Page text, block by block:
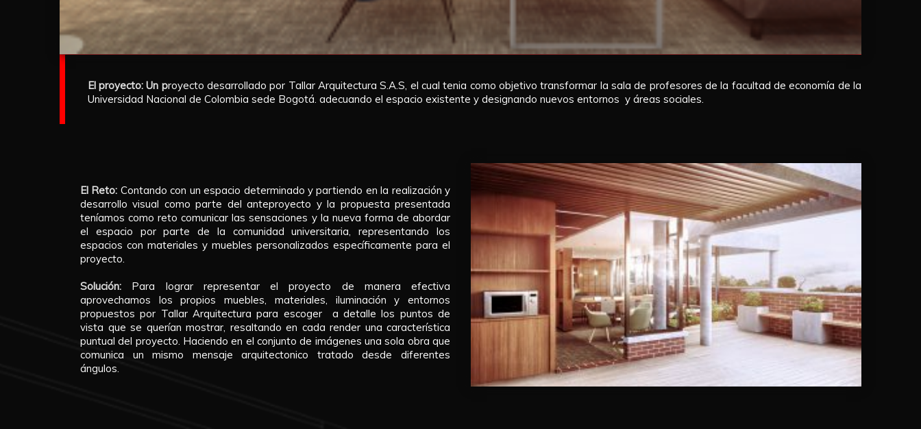
El proyecto: Un proyecto desarrollado por Tallar Arquitectura S.A.S, el cual tenia como objetivo transformar la sala de profesores de la facultad de economía de la
Universidad Nacional de Colombia sede Bogotá. adecuando el espacio existente y designando nuevos entornos y áreas sociales.
El Reto: Contando con un espacio determinado y partiendo en la realización y
desarrollo visual como parte del anteproyecto y la propuesta presentada
teníamos como reto comunicar las sensaciones y la nueva forma de abordar
el espacio por parte de la comunidad universitaria, representando los
espacios con materiales y muebles personalizados específicamente para el
proyecto.
Solución: Para lograr representar el proyecto de manera efectiva
aprovechamos los propios muebles, materiales, iluminación y entornos
propuestos por Tallar Arquitectura para escoger a detalle los puntos de
vista que se querían mostrar, resaltando en cada render una característica
puntual del proyecto. Haciendo en el conjunto de imágenes una sola obra que
comunica un mismo mensaje arquitectonico tratado desde diferentes
ángulos.